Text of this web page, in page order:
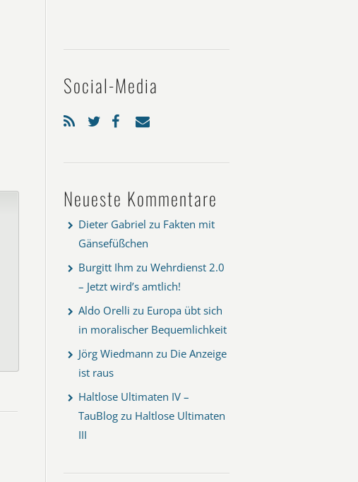
Social-Media
Neueste Kommentare
Dieter Gabriel zu Fakten mit
Gänsefüßchen
Burgitt Ihm zu Wehrdienst 2.0
– Jetzt wird’s amtlich!
Aldo Orelli zu Europa übt sich
in moralischer Bequemlichkeit
Jörg Wiedmann zu Die Anzeige
ist raus
Haltlose Ultimaten IV –
TauBlog zu Haltlose Ultimaten
III